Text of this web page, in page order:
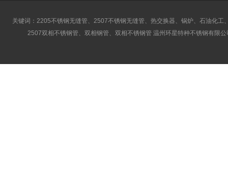
关键词：2205不锈钢无缝管、2507不锈钢无缝管、热交换器、锅炉、石油化
2507双相不锈钢管、双相钢管、双相不锈钢管 温州环星特种不锈钢有限